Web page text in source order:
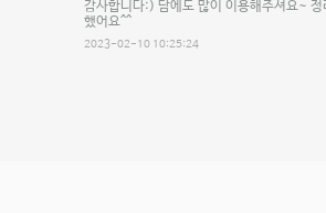
감사합니다:) 담에도 많이 이용해주셔요~
했어요^^
2023-02-10 10:25:24